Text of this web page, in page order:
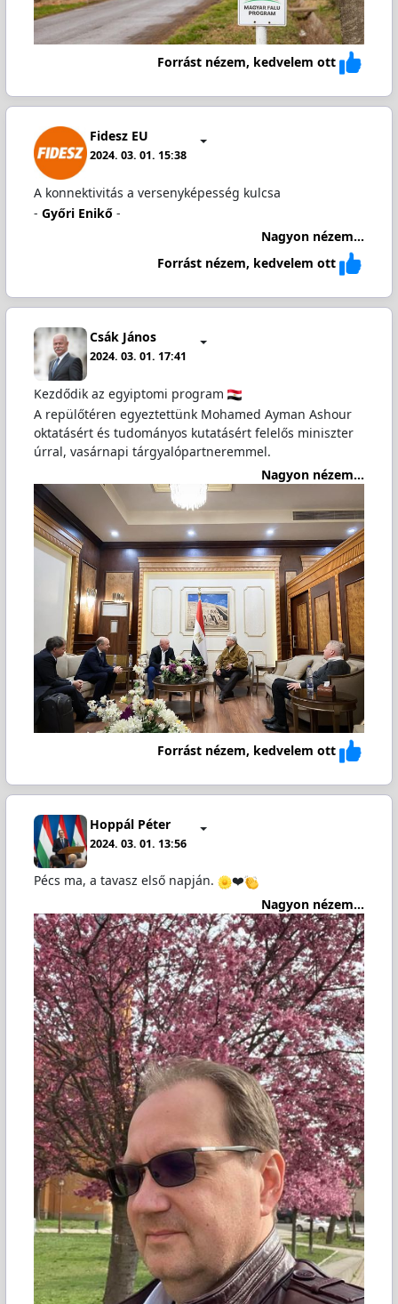
Forrást nézem, kedvelem ott
Fidesz EU
2024. 03. 01. 15:38
A konnektivitás a versenyképesség kulcsa
- Győri Enikő-
Nagyon nézem...
Forrást nézem, kedvelem ott
Csák János
2024. 03. 01. 17:41
Kezdődik az egyiptomi program
A repülőtéren egyeztettünk Mohamed Ayman Ashour
oktatásért és tudományos kutatásért felelős miniszter
úrral, vasárnapi tárgyalópartneremmel.
Nagyon nézem...
Forrást nézem, kedvelem ott
Hoppál Péter
2024. 03. 01. 13:56
Pécs ma, a tavasz első napján.
❤️
Nagyon nézem...